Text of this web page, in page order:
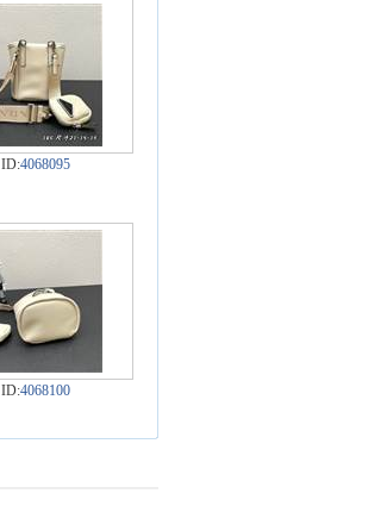
ID:4068095
ID:4068100